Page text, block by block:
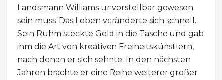
Landsmann Williams unvorstellbar gewesen
sein muss' Das Leben veränderte sich schnell.
Sein Ruhm steckte Geld in die Tasche und gab
ihm die Art von kreativen Freiheitskünstlern,
nach denen er sich sehnte. In den nächsten
Jahren brachte er eine Reihe weiterer großer